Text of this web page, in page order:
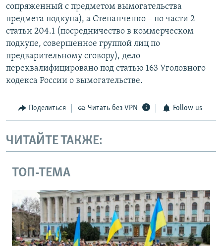
сопряженный с предметом вымогательства
предмета подкупа), а Степанченко – по части 2
статьи 204.1 (посредничество в коммерческом
подкупе, совершенное группой лиц по
предварительному сговору), дело
переквалифицировано под статью 163 Уголовного
кодекса России о вымогательстве.
Поделиться Читать без VPN Follow us
ЧИТАЙТЕ ТАКЖЕ:
ТОП-ТЕМА